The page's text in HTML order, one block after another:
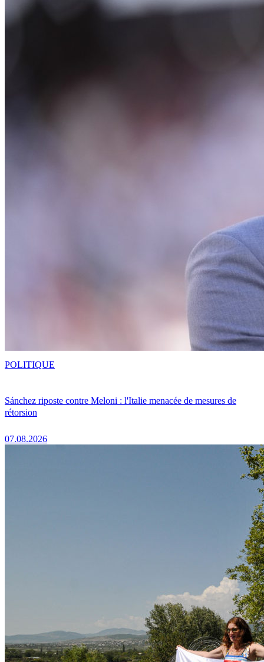
Sánchez riposte contre Meloni : l'Italie menacée de mesures de
rétorsion
07.08.2026
POLITIQUE